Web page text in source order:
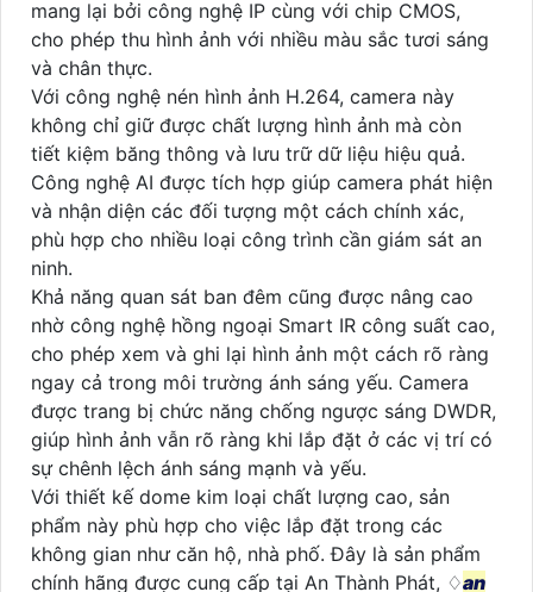
mang lại bởi công nghệ IP cùng với chip CMOS,
cho phép thu hình ảnh với nhiều màu sắc tươi sáng
và chân thực.
Với công nghệ nén hình ảnh H.264, camera này
không chỉ giữ được chất lượng hình ảnh mà còn
tiết kiệm băng thông và lưu trữ dữ liệu hiệu quả.
Công nghệ AI được tích hợp giúp camera phát hiện
và nhận diện các đối tượng một cách chính xác,
phù hợp cho nhiều loại công trình cần giám sát an
ninh.
Khả năng quan sát ban đêm cũng được nâng cao
nhờ công nghệ hồng ngoại Smart IR công suất cao,
cho phép xem và ghi lại hình ảnh một cách rõ ràng
ngay cả trong môi trường ánh sáng yếu. Camera
được trang bị chức năng chống ngược sáng DWDR,
giúp hình ảnh vẫn rõ ràng khi lắp đặt ở các vị trí có
sự chênh lệch ánh sáng mạnh và yếu.
Với thiết kế dome kim loại chất lượng cao, sản
phẩm này phù hợp cho việc lắp đặt trong các
không gian như căn hộ, nhà phố. Đây là sản phẩm
chính hãng được cung cấp tại An Thành Phát, ♢an